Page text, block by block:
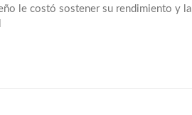
le costó sostener su rendimiento y la